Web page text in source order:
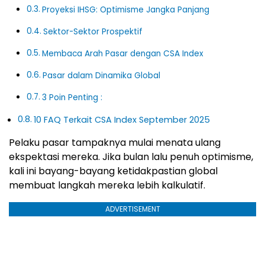
Proyeksi IHSG: Optimisme Jangka Panjang
Sektor-Sektor Prospektif
Membaca Arah Pasar dengan CSA Index
Pasar dalam Dinamika Global
3 Poin Penting :
10 FAQ Terkait CSA Index September 2025
Pelaku pasar tampaknya mulai menata ulang
ekspektasi mereka. Jika bulan lalu penuh optimisme,
kali ini bayang-bayang ketidakpastian global
membuat langkah mereka lebih kalkulatif.
ADVERTISEMENT